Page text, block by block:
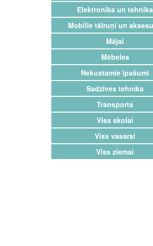
Elektronika un tehnika
Mobilie tālruņi un
Mājai
Mēbeles
Nekustamie īpašumi
Sadzīves tehnika
Transports
Viss skolai
Viss vasarai
Viss ziemai